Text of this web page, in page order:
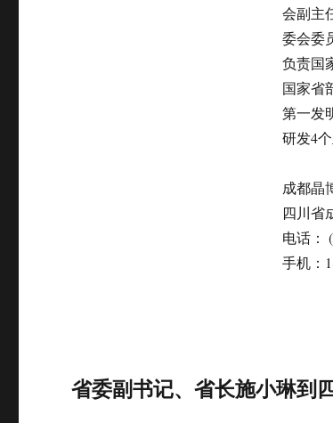
会副主
委会委
负责国
国家省
第一发
研发4
成都晶
四川省
电话：
手机：
省委副书记、省长施小琳到